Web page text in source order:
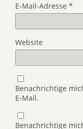
E-Mail-Adresse *
Website
Benachrichtige
E-Mail.
Benachrichtige